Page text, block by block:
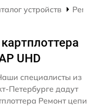
устройств
UHD
специалисты из
Петербурге дадут
Ремонт цепи